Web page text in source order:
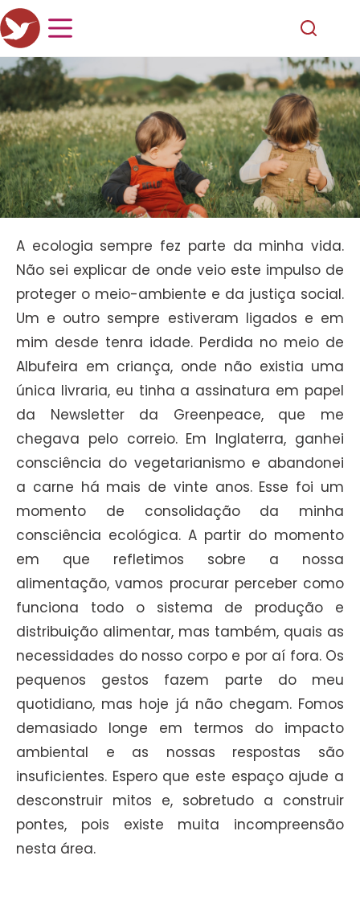
A ecologia sempre fez parte da minha vida.
Não sei explicar de onde veio este impulso de
proteger o meio-ambiente e da justiça social.
Um e outro sempre estiveram ligados e em
mim desde tenra idade. Perdida no meio de
Albufeira em criança, onde não existia uma
única livraria, eu tinha a assinatura em papel
da Newsletter da Greenpeace, que me
chegava pelo correio. Em Inglaterra, ganhei
consciência do vegetarianismo e abandonei
a carne há mais de vinte anos. Esse foi um
momento de consolidação da minha
consciência ecológica. A partir do momento
em que refletimos sobre a nossa
alimentação, vamos procurar perceber como
funciona todo o sistema de produção e
distribuição alimentar, mas também, quais as
necessidades do nosso corpo e por aí fora. Os
pequenos gestos fazem parte do meu
quotidiano, mas hoje já não chegam. Fomos
demasiado longe em termos do impacto
ambiental e as nossas respostas são
insuficientes. Espero que este espaço ajude a
desconstruir mitos e, sobretudo a construir
pontes, pois existe muita incompreensão
nesta área.